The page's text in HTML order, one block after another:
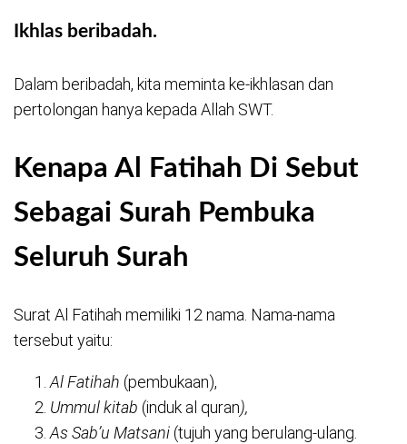
Ikhlas beribadah.
Dalam beribadah, kita meminta ke-ikhlasan dan
pertolongan hanya kepada Allah SWT.
Kenapa Al Fatihah Di Sebut
Sebagai Surah Pembuka
Seluruh Surah
Surat Al Fatihah memiliki 12 nama. Nama-nama
tersebut yaitu:
Al Fatihah (pembukaan),
Ummul kitab (induk al quran),
As Sab’u Matsani (tujuh yang berulang-ulang.